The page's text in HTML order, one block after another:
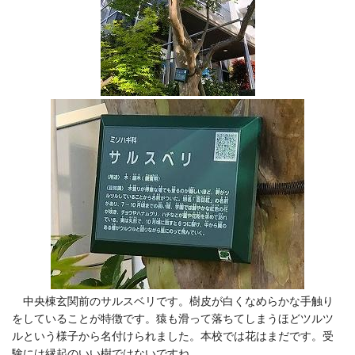
中央棟玄関前のサルスベリです。樹皮が白くなめらかな手触り
をしていることが特徴です。猿も滑って落ちてしまうほどツルツ
ルという様子から名付けられました。本校では花はまだです。受